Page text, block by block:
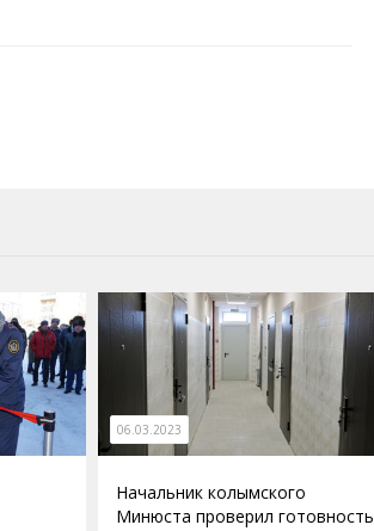
06.03.2023
Начальник колымского
Минюста проверил готовность